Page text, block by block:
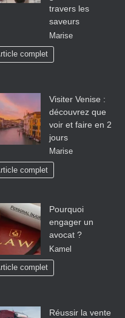
travers les
saveurs
Marise
complet
Visiter Venise :
découvrez que
voir et faire en 2
jours
Marise
complet
Pourquoi
engager un
avocat ?
Kamel
complet
Réussir la vente